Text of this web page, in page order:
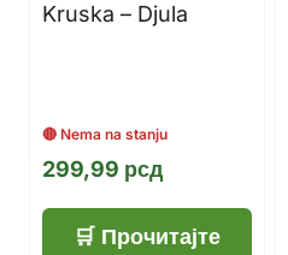
Kruska – Djula
299,99 рсд
Прочитајте